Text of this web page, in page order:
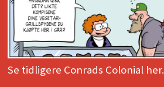
Se tidligere Conrads Colonial her.